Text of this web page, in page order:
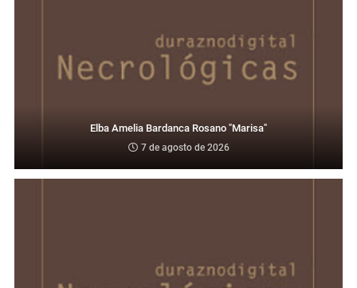
Elba Amelia Bardanca Rosano "Marisa"
7 de agosto de 2026